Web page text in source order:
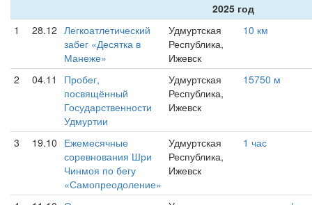
2025 год
1
28.12 Легкоатлетический
забег «Десятка в
Манеже»
Удмуртская
Республика,
Ижевск
10 км
2 04.11
Пробег,
посвящённый
Государственности
Удмуртии
Удмуртская
Республика,
Ижевск
15750 м
3 19.10 Ежемесячные
соревнования Шри
Чинмоя по бегу
«Самопреодоление»
Удмуртская
Республика,
Ижевск
1 час